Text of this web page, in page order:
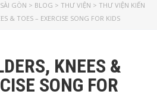
GÒN > BLOG > THƯ VIỆN > THƯ VIỆN KIẾN
& TOES – EXERCISE SONG FOR KIDS
KNEES &
SONG FOR